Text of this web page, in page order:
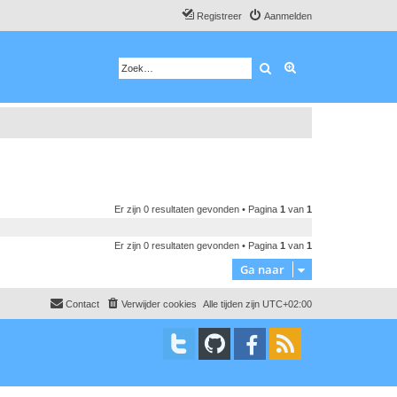
Aanmelden
Registreer
Zoek
Er zijn 0 resultaten gevonden • Pagina 1 van 1
Er zijn 0 resultaten gevonden • Pagina 1 van 1
Ga naar
Alle tijden zijn UTC+02:00
Verwijder cookies
Contact